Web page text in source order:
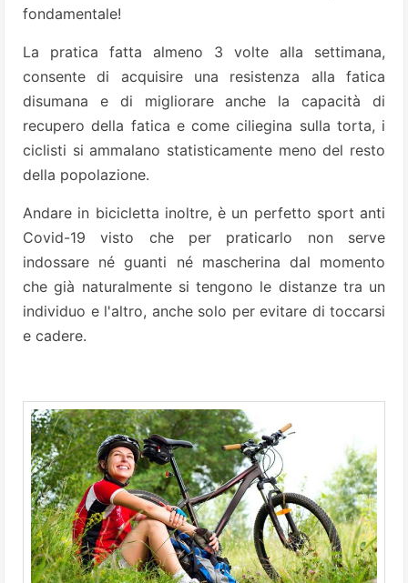
fondamentale!
La pratica fatta almeno 3 volte alla settimana,
consente di acquisire una resistenza alla fatica
disumana e di migliorare anche la capacità di
recupero della fatica e come ciliegina sulla torta, i
ciclisti si ammalano statisticamente meno del resto
della popolazione.
Andare in bicicletta inoltre, è un perfetto sport anti
Covid-19 visto che per praticarlo non serve
indossare né guanti né mascherina dal momento
che già naturalmente si tengono le distanze tra un
individuo e l'altro, anche solo per evitare di toccarsi
e cadere.